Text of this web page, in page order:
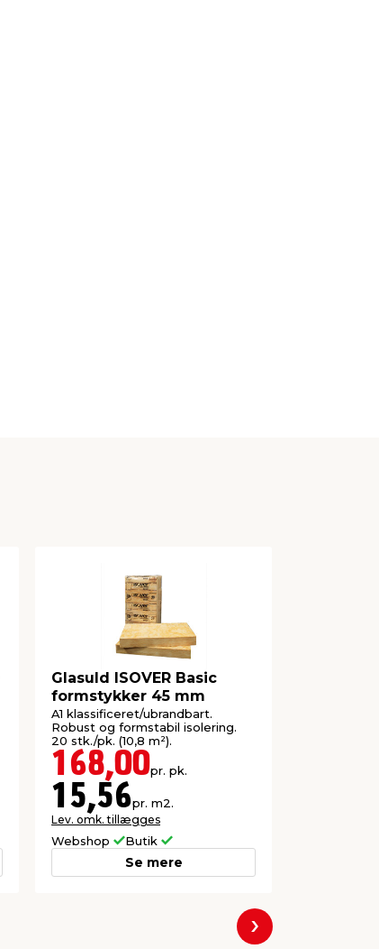
Glasuld ISOVER Basic
formstykker 45 mm
A1 klassificeret/ubrandbart.
Robust og formstabil isolering.
20 stk./pk. (10,8 m²).
168,00pr. pk.
15,56pr. m2.
Lev. omk. tillægges
Webshop Butik
Se mere
Næste